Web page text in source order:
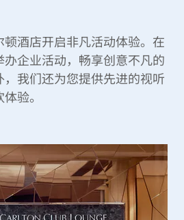
酒店开启非凡活动体验。在
企业活动，畅享创意不凡的
我们还为您提供先进的视听
验。